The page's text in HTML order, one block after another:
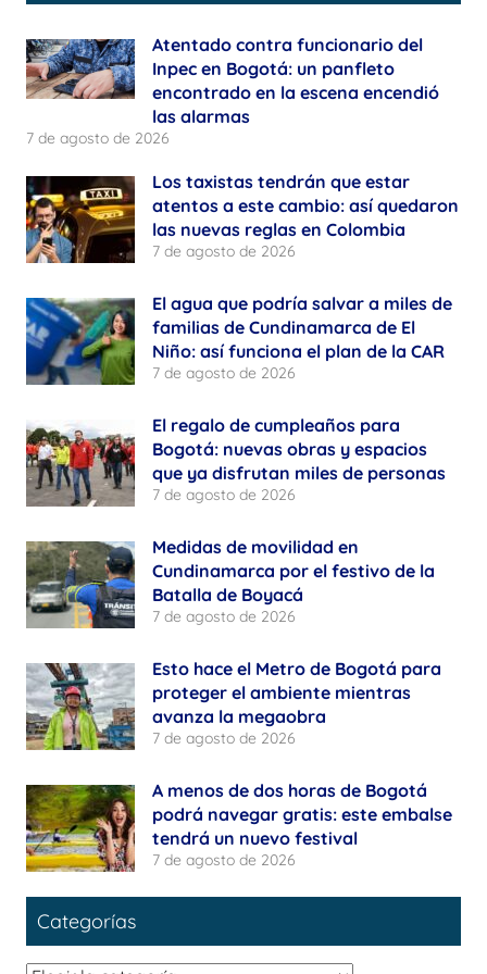
Atentado contra funcionario del
Inpec en Bogotá: un panfleto
encontrado en la escena encendió
las alarmas
7 de agosto de 2026
Los taxistas tendrán que estar
atentos a este cambio: así quedaron
las nuevas reglas en Colombia
7 de agosto de 2026
El agua que podría salvar a miles de
familias de Cundinamarca de El
Niño: así funciona el plan de la CAR
7 de agosto de 2026
El regalo de cumpleaños para
Bogotá: nuevas obras y espacios
que ya disfrutan miles de personas
7 de agosto de 2026
Medidas de movilidad en
Cundinamarca por el festivo de la
Batalla de Boyacá
7 de agosto de 2026
Esto hace el Metro de Bogotá para
proteger el ambiente mientras
avanza la megaobra
7 de agosto de 2026
A menos de dos horas de Bogotá
podrá navegar gratis: este embalse
tendrá un nuevo festival
7 de agosto de 2026
Categorías